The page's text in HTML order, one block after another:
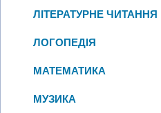
ЛІТЕРАТУРНЕ ЧИТАННЯ
ЛОГОПЕДІЯ
МАТЕМАТИКА
МУЗИКА